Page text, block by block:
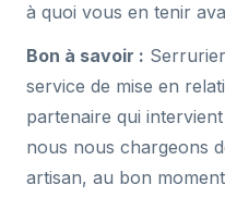
à quoi vous en tenir
Bon à savoir :
service de mise en
partenaire qui
nous nous chargeons
artisan, au bon